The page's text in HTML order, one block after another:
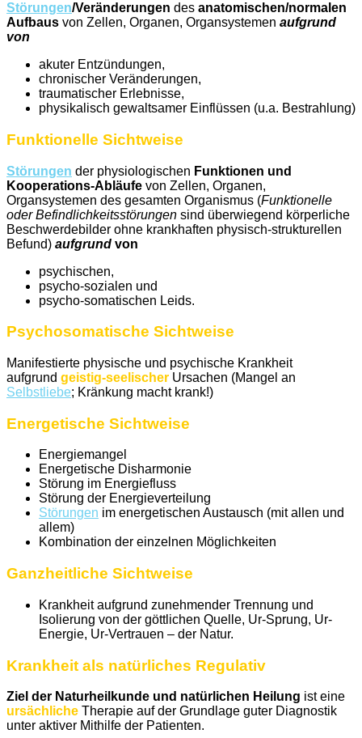
Störungen/Veränderungen des anatomischen/normalen
Aufbaus von Zellen, Organen, Organsystemen aufgrund
von
akuter Entzündungen,
chronischer Veränderungen,
traumatischer Erlebnisse,
physikalisch gewaltsamer Einflüssen (u.a. Bestrahlung)
Funktionelle Sichtweise
Störungen der physiologischen Funktionen und
Kooperations-Abläufe von Zellen, Organen,
Organsystemen des gesamten Organismus (Funktionelle
oder Befindlichkeitsstörungen sind überwiegend körperliche
Beschwerdebilder ohne krankhaften physisch-strukturellen
Befund) aufgrund von
psychischen,
psycho-sozialen und
psycho-somatischen Leids.
Psychosomatische Sichtweise
Manifestierte physische und psychische Krankheit
aufgrund geistig-seelischer Ursachen (Mangel an
Selbstliebe; Kränkung macht krank!)
Energetische Sichtweise
Energiemangel
Energetische Disharmonie
Störung im Energiefluss
Störung der Energieverteilung
Störungen im energetischen Austausch (mit allen und
allem)
Kombination der einzelnen Möglichkeiten
Ganzheitliche Sichtweise
Krankheit aufgrund zunehmender Trennung und
Isolierung von der göttlichen Quelle, Ur-Sprung, Ur-
Energie, Ur-Vertrauen – der Natur.
Krankheit als natürliches Regulativ
Ziel der Naturheilkunde und natürlichen Heilung ist eine
ursächliche Therapie auf der Grundlage guter Diagnostik
unter aktiver Mithilfe der Patienten.